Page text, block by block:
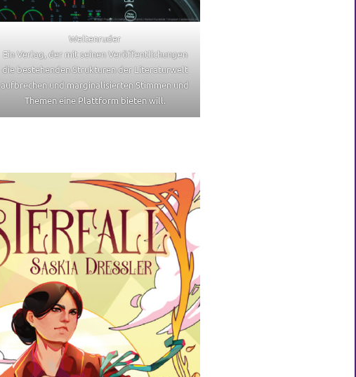
Weltenruder
Ein Verlag, der mit seinen Veröffentlichungen
die bestehenden Strukturen der Literaturwelt
aufbrechen und marginalisierten Stimmen und
Themen eine Plattform bieten will.